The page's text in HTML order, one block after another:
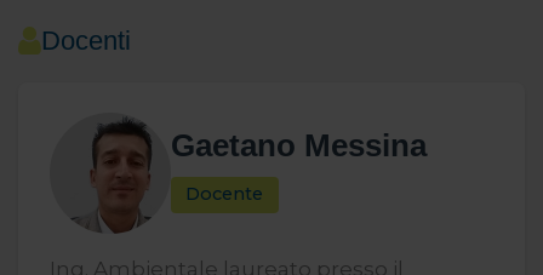
Docenti
Gaetano Messina
Docente
Ing. Ambientale laureato presso il